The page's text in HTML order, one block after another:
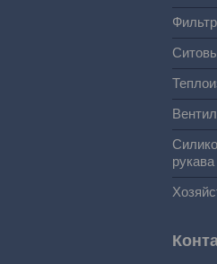
рукава